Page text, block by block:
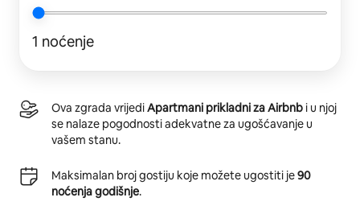
1 noćenje
Ova zgrada vrijediApartmani prikladni za Airbnb i u njoj
se nalaze pogodnosti adekvatne za ugošćavanje u
vašem stanu.
Maksimalan broj gostiju koje možete ugostiti je90
noćenja godišnje.